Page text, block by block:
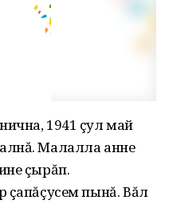
1941 çул май
Малалла анне
çырăп.
çапăçусем пынă. Вăл